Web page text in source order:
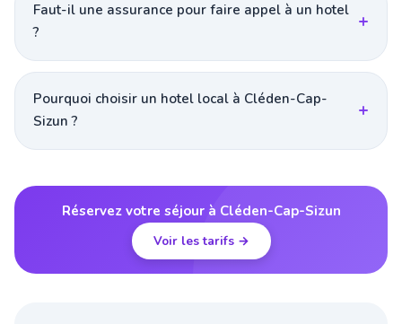
Faut-il une assurance pour faire appel à un hotel
?
Pourquoi choisir un hotel local à Cléden-Cap-
Sizun ?
Réservez votre séjour à Cléden-Cap-Sizun
Voir les tarifs →